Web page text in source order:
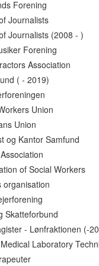
Forening
Journalists
Journalists (2008 - )
Forening
Association
( - 2019)
Union
Union
og Kantor Samfund
of Social Workers
organisation
Skatteforbund
- Lønfraktionen (-
Laboratory